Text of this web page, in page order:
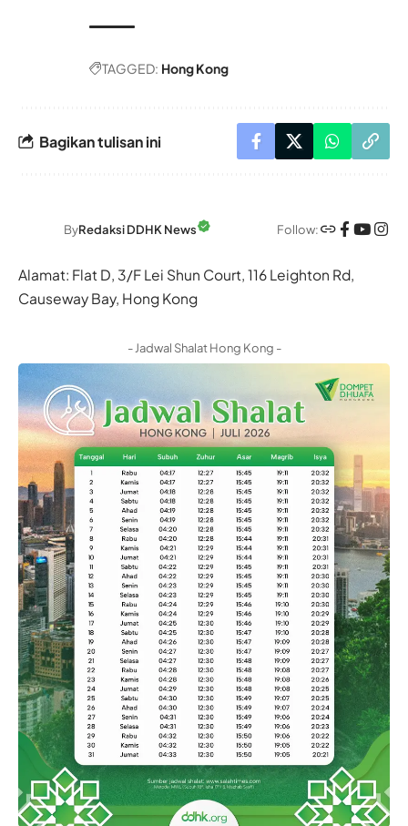
TAGGED: Hong Kong
Bagikan tulisan ini
ByRedaksi DDHK News Follow:
Alamat: Flat D, 3/F Lei Shun Court, 116 Leighton Rd,
Causeway Bay, Hong Kong
- Jadwal Shalat Hong Kong -